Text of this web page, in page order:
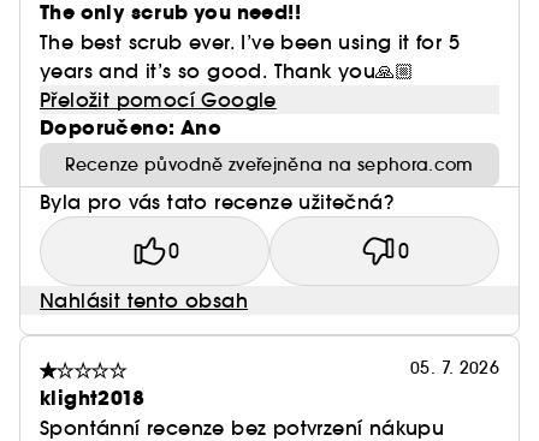
The only scrub you need!!
The best scrub ever. I’ve been using it for 5
years and it’s so good. Thank you🙏🏼
Přeložit pomocí Google
Doporučeno: Ano
Recenze původně zveřejněna na sephora.com
Byla pro vás tato recenze užitečná?
0 0
Nahlásit tento obsah
05. 7. 2026
klight2018
Spontánní recenze bez potvrzení nákupu